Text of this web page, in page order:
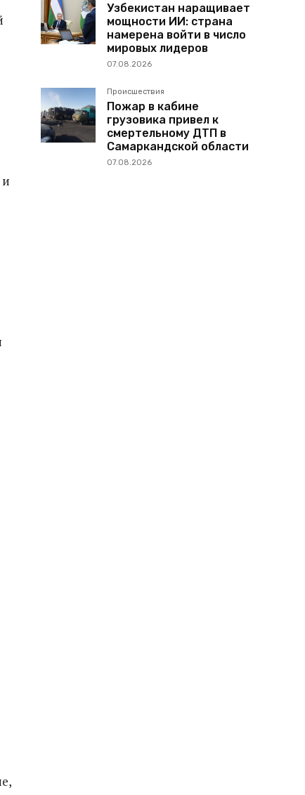
Узбекистан наращивает
мощности ИИ: страна
намерена войти в число
мировых лидеров
07.08.2026
Происшествия
Пожар в кабине
грузовика привел к
смертельному ДТП в
Самаркандской области
07.08.2026